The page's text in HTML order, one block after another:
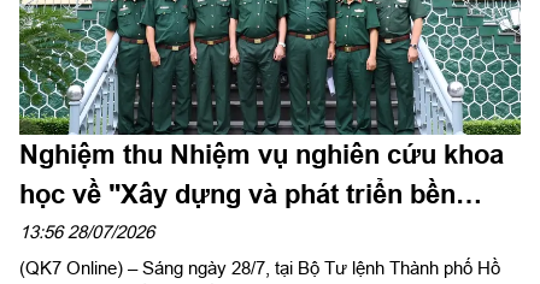
Nghiệm thu Nhiệm vụ nghiên cứu khoa
học về "Xây dựng và phát triển bền
vững tiềm lực quốc phòng Thành phố
Hồ Chí Minh trong thời kỳ mới"
13:56 28/07/2026
(QK7 Online) – Sáng ngày 28/7, tại Bộ Tư lệnh Thành phố Hồ